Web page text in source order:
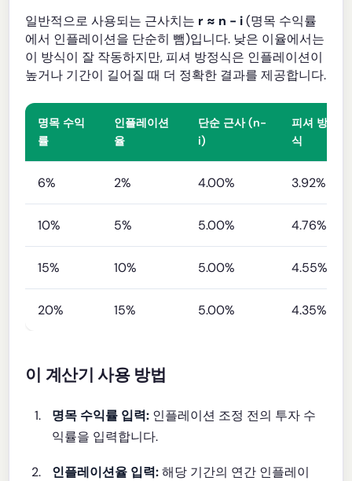
일반적으로 사용되는 근사치는 r ≈ n - i(명목 수익률
에서 인플레이션을 단순히 뺌)입니다. 낮은 이율에서는
이 방식이 잘 작동하지만, 피셔 방정식은 인플레이션이
높거나 기간이 길어질 때 더 정확한 결과를 제공합니다.
명목 수익
률
인플레이션
율
단순 근사 (n-
i)
피셔 방정
식
6% 2% 4.00% 3.92%
10% 5% 5.00% 4.76%
15% 10% 5.00% 4.55%
20% 15% 5.00% 4.35%
이 계산기 사용 방법
명목 수익률 입력: 인플레이션 조정 전의 투자 수
익률을 입력합니다.
인플레이션율 입력:해당 기간의 연간 인플레이